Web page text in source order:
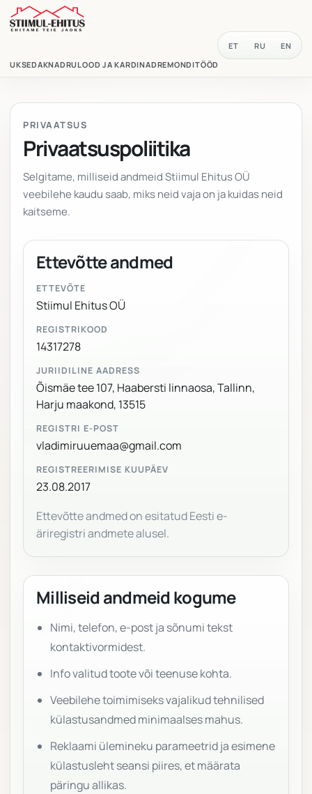
UKSEDAKNADRULOOD JA KARDINADREMONDITÖÖD
ET RU EN
PRIVAATSUS
Privaatsuspoliitika
Selgitame, milliseid andmeid Stiimul Ehitus OÜ
veebilehe kaudu saab, miks neid vaja on ja kuidas neid
kaitseme.
Ettevõtte andmed
ETTEVÕTE
Stiimul Ehitus OÜ
REGISTRIKOOD
14317278
JURIIDILINE AADRESS
Õismäe tee 107, Haabersti linnaosa, Tallinn,
Harju maakond, 13515
REGISTRI E-POST
vladimiruuemaa@gmail.com
REGISTREERIMISE KUUPÄEV
23.08.2017
Ettevõtte andmed on esitatud Eesti e-
äriregistri andmete alusel.
Milliseid andmeid kogume
Nimi, telefon, e-post ja sõnumi tekst
kontaktivormidest.
Info valitud toote või teenuse kohta.
Veebilehe toimimiseks vajalikud tehnilised
külastusandmed minimaalses mahus.
Reklaami ülemineku parameetrid ja esimene
külastusleht seansi piires, et määrata
päringu allikas.